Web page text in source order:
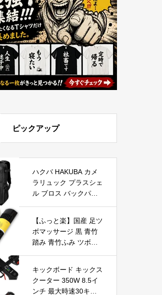
ピックアップ
ハクバ HAKUBA カメ
ラリュック プラスシェ
ル ブロス バックパッ
ク SP-BS-BPMBK
【ふっと楽】国産 足ツ
ボマッサージ 黒 青竹
踏み 青竹ふみ ツボ押
ット おしゃれ 足裏刺
激 足踏み 足ツボマッ
キックボード キックス
クーター 350W 8.5イ
ンチ 最大時速30キロ